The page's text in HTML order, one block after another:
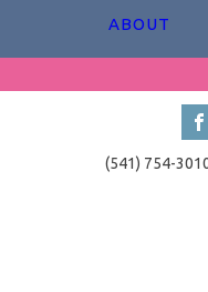
ABOUT
(541) 754-